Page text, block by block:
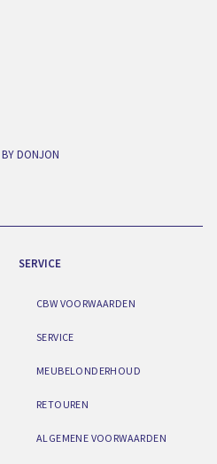
BY DONJON
SERVICE
CBW VOORWAARDEN
SERVICE
MEUBELONDERHOUD
RETOUREN
ALGEMENE VOORWAARDEN